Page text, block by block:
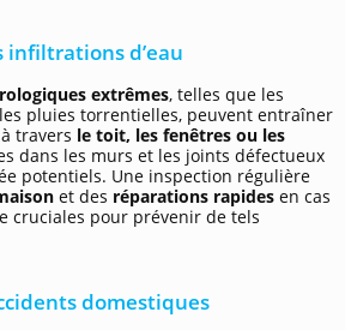
infiltrations d’eau
extrêmes, telles que les
pluies torrentielles, peuvent entraîner
travers le toit, les fenêtres ou les
dans les murs et les joints défectueux
potentiels. Une inspection régulière
et des réparations rapides en cas
cruciales pour prévenir de tels
domestiques